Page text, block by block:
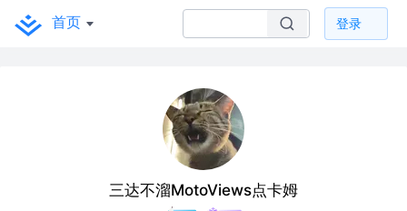
首页 登录
三达不溜MotoViews点卡姆